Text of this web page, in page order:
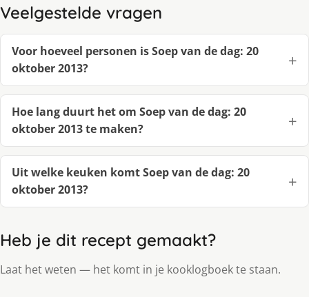
Veelgestelde vragen
Voor hoeveel personen is Soep van de dag: 20
oktober 2013?
Hoe lang duurt het om Soep van de dag: 20
oktober 2013 te maken?
Uit welke keuken komt Soep van de dag: 20
oktober 2013?
Heb je dit recept gemaakt?
Laat het weten — het komt in je kooklogboek te staan.